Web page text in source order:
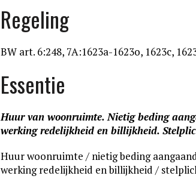
Regeling
BW art. 6:248, 7A:1623a-1623o, 1623c,
Essentie
Huur van woonruimte. Nietig beding
werking redelijkheid en billijkheid.
Huur woonruimte / nietig beding
werking redelijkheid en billijkheid /